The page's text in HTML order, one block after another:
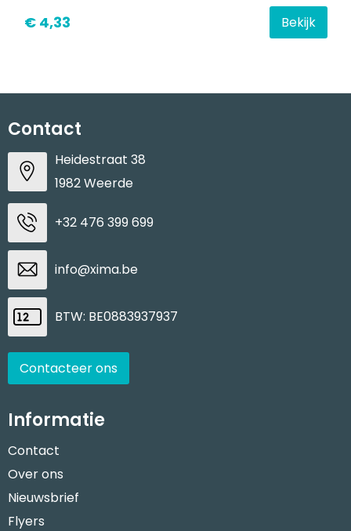
€ 4,33 Bekijk
Contact
Heidestraat 38
1982 Weerde
+32 476 399 699
info@xima.be
BTW: BE0883937937
Contacteer ons
Informatie
Contact
Over ons
Nieuwsbrief
Flyers